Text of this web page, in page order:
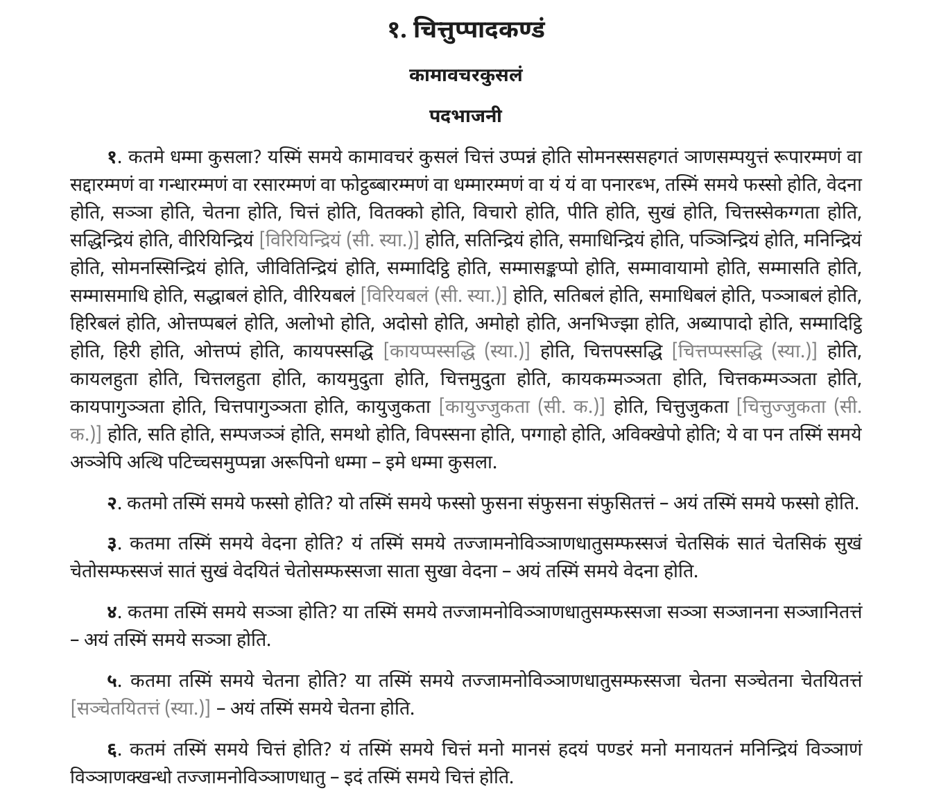
१. चित्तुप्पादकण्डं
कामावचरकुसलं
पदभाजनी
१. कतमे धम्मा कुसला? यस्मिं समये कामावचरं कुसलं चित्तं उप्पन्नं होति सोमनस्ससहगतं ञाणसम्पयुत्तं रूपारम्मणं वा
सद्दारम्मणं वा गन्धारम्मणं वा रसारम्मणं वा फोट्ठब्बारम्मणं वा धम्मारम्मणं वा यं यं वा पनारब्भ, तस्मिं समये फस्सो होति, वेदना
होति, सञ्ञा होति, चेतना होति, चित्तं होति, वितक्को होति, विचारो होति, पीति होति, सुखं होति, चित्तस्सेकग्गता होति,
सद्धिन्द्रियं होति, वीरियिन्द्रियं [विरियिन्द्रियं (सी. स्या.)] होति, सतिन्द्रियं होति, समाधिन्द्रियं होति, पञ्ञिन्द्रियं होति, मनिन्द्रियं
होति, सोमनस्सिन्द्रियं होति, जीवितिन्द्रियं होति, सम्मादिट्ठि होति, सम्मासङ्कप्पो होति, सम्मावायामो होति, सम्मासति होति,
सम्मासमाधि होति, सद्धाबलं होति, वीरियबलं [विरियबलं (सी. स्या.)] होति, सतिबलं होति, समाधिबलं होति, पञ्ञाबलं होति,
हिरिबलं होति, ओत्तप्पबलं होति, अलोभो होति, अदोसो होति, अमोहो होति, अनभिज्झा होति, अब्यापादो होति, सम्मादिट्ठि
होति, हिरी होति, ओत्तप्पं होति, कायपस्सद्धि [कायप्पस्सद्धि (स्या.)] होति, चित्तपस्सद्धि [चित्तप्पस्सद्धि (स्या.)] होति,
कायलहुता होति, चित्तलहुता होति, कायमुदुता होति, चित्तमुदुता होति, कायकम्मञ्ञता होति, चित्तकम्मञ्ञता होति,
कायपागुञ्ञता होति, चित्तपागुञ्ञता होति, कायुजुकता [कायुज्जुकता (सी. क.)] होति, चित्तुजुकता [चित्तुज्जुकता (सी.
क.)] होति, सति होति, सम्पजञ्ञं होति, समथो होति, विपस्सना होति, पग्गाहो होति, अविक्खेपो होति; ये वा पन तस्मिं समये
अञ्ञेपि अत्थि पटिच्चसमुप्पन्ना अरूपिनो धम्मा – इमे धम्मा कुसला.
२. कतमोतस्मिं समये फस्सो होति? यो तस्मिं समये फस्सो फुसना संफुसना संफुसितत्तं – अयं तस्मिं समये फस्सो होति.
३. कतमा तस्मिं समये वेदना होति? यं तस्मिं समये तज्जामनोविञ्ञाणधातुसम्फस्सजं चेतसिकं सातं चेतसिकं सुखं
चेतोसम्फस्सजं सातंसुखं वेदयितं चेतोसम्फस्सजा साता सुखा वेदना – अयं तस्मिं समये वेदना होति.
४. कतमा तस्मिं समये सञ्ञा होति? या तस्मिं समये तज्जामनोविञ्ञाणधातुसम्फस्सजा सञ्ञा सञ्जानना सञ्जानितत्तं
– अयं तस्मिं समये सञ्ञा होति.
५. कतमा तस्मिं समये चेतना होति? या तस्मिं समये तज्जामनोविञ्ञाणधातुसम्फस्सजा चेतना सञ्चेतना चेतयितत्तं
[सञ्चेतयितत्तं (स्या.)] – अयं तस्मिं समये चेतना होति.
६. कतमं तस्मिं समये चित्तं होति? यं तस्मिं समये चित्तं मनो मानसं हदयं पण्डरं मनो मनायतनं मनिन्द्रियं विञ्ञाणं
विञ्ञाणक्खन्धो तज्जामनोविञ्ञाणधातु – इदं तस्मिं समये चित्तं होति.